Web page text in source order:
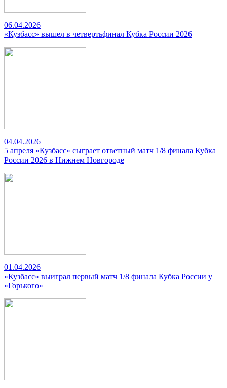
06.04.2026
«Кузбасс» вышел в четвертьфинал Кубка России 2026
04.04.2026
5 апреля «Кузбасс» сыграет ответный матч 1/8 финала Кубка
России 2026 в Нижнем Новгороде
01.04.2026
«Кузбасс» выиграл первый матч 1/8 финала Кубка России у
«Горького»